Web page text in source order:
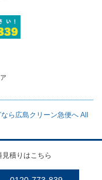
ら広島クリーン急便へAll
積りはこちら